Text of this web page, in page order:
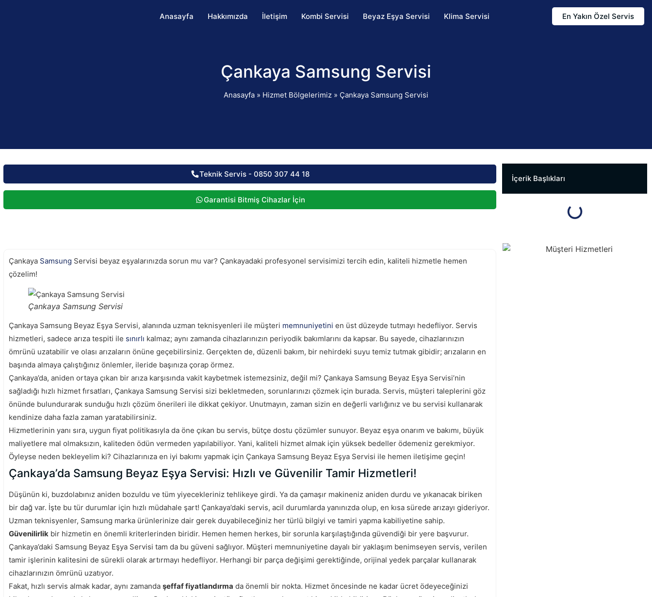
Anasayfa Hakkımızda İletişim Kombi Servisi Beyaz Eşya Servisi Klima Servisi En Yakın Özel Servis
Çankaya Samsung Servisi
Anasayfa » Hizmet Bölgelerimiz » Çankaya Samsung Servisi
Teknik Servis - 0850 307 44 18
Garantisi Bitmiş Cihazlar İçin
Çankaya Samsung Servisi beyaz eşyalarınızda sorun mu var? Çankayadaki profesyonel servisimizi tercih edin, kaliteli hizmetle hemen
çözelim!
Çankaya Samsung Servisi
Çankaya Samsung Beyaz Eşya Servisi, alanında uzman teknisyenleri ile müşteri memnuniyetini en üst düzeyde tutmayı hedefliyor. Servis
hizmetleri, sadece arıza tespiti ile sınırlı kalmaz; aynı zamanda cihazlarınızın periyodik bakımlarını da kapsar. Bu sayede, cihazlarınızın
ömrünü uzatabilir ve olası arızaların önüne geçebilirsiniz. Gerçekten de, düzenli bakım, bir nehirdeki suyu temiz tutmak gibidir; arızaların en
başında almaya çalıştığınız önlemler, ileride başınıza çorap örmez.
Çankaya’da, aniden ortaya çıkan bir arıza karşısında vakit kaybetmek istemezsiniz, değil mi? Çankaya Samsung Beyaz Eşya Servisi’nin
sağladığı hızlı hizmet fırsatları, Çankaya Samsung Servisi sizi bekletmeden, sorunlarınızı çözmek için burada. Servis, müşteri taleplerini göz
önünde bulundurarak sunduğu hızlı çözüm önerileri ile dikkat çekiyor. Unutmayın, zaman sizin en değerli varlığınız ve bu servisi kullanarak
kendinize daha fazla zaman yaratabilirsiniz.
Hizmetlerinin yanı sıra, uygun fiyat politikasıyla da öne çıkan bu servis, bütçe dostu çözümler sunuyor. Beyaz eşya onarım ve bakımı, büyük
maliyetlere mal olmaksızın, kaliteden ödün vermeden yapılabiliyor. Yani, kaliteli hizmet almak için yüksek bedeller ödemeniz gerekmiyor.
Öyleyse neden bekleyelim ki? Cihazlarınıza en iyi bakımı yapmak için Çankaya Samsung Beyaz Eşya Servisi ile hemen iletişime geçin!
Çankaya’da Samsung Beyaz Eşya Servisi: Hızlı ve Güvenilir Tamir Hizmetleri!
Düşünün ki, buzdolabınız aniden bozuldu ve tüm yiyecekleriniz tehlikeye girdi. Ya da çamaşır makineniz aniden durdu ve yıkanacak biriken
bir dağ var. İşte bu tür durumlar için hızlı müdahale şart! Çankaya’daki servis, acil durumlarda yanınızda olup, en kısa sürede arızayı gideriyor.
Uzman teknisyenler, Samsung marka ürünlerinize dair gerek duyabileceğiniz her türlü bilgiyi ve tamiri yapma kabiliyetine sahip.
Güvenilirlik bir hizmetin en önemli kriterlerinden biridir. Hemen hemen herkes, bir sorunla karşılaştığında güvendiği bir yere başvurur.
Çankaya’daki Samsung Beyaz Eşya Servisi tam da bu güveni sağlıyor. Müşteri memnuniyetine dayalı bir yaklaşım benimseyen servis, verilen
tamir işlerinin kalitesini de sürekli olarak artırmayı hedefliyor. Herhangi bir parça değişimi gerektiğinde, orijinal yedek parçalar kullanarak
cihazlarınızın ömrünü uzatıyor.
Fakat, hızlı servis almak kadar, aynı zamanda şeffaf fiyatlandırma da önemli bir nokta. Hizmet öncesinde ne kadar ücret ödeyeceğinizi
İçerik Başlıkları